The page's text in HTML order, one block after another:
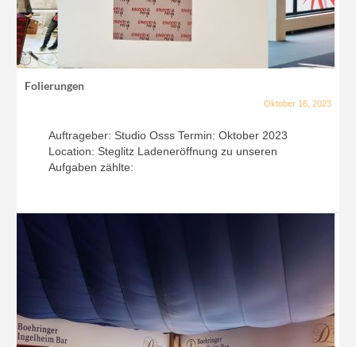
Folierungen
Oktober 16, 2023
Auftrageber: Studio Osss Termin: Oktober 2023
Location: Steglitz Ladeneröffnung zu unseren
Aufgaben zählte: